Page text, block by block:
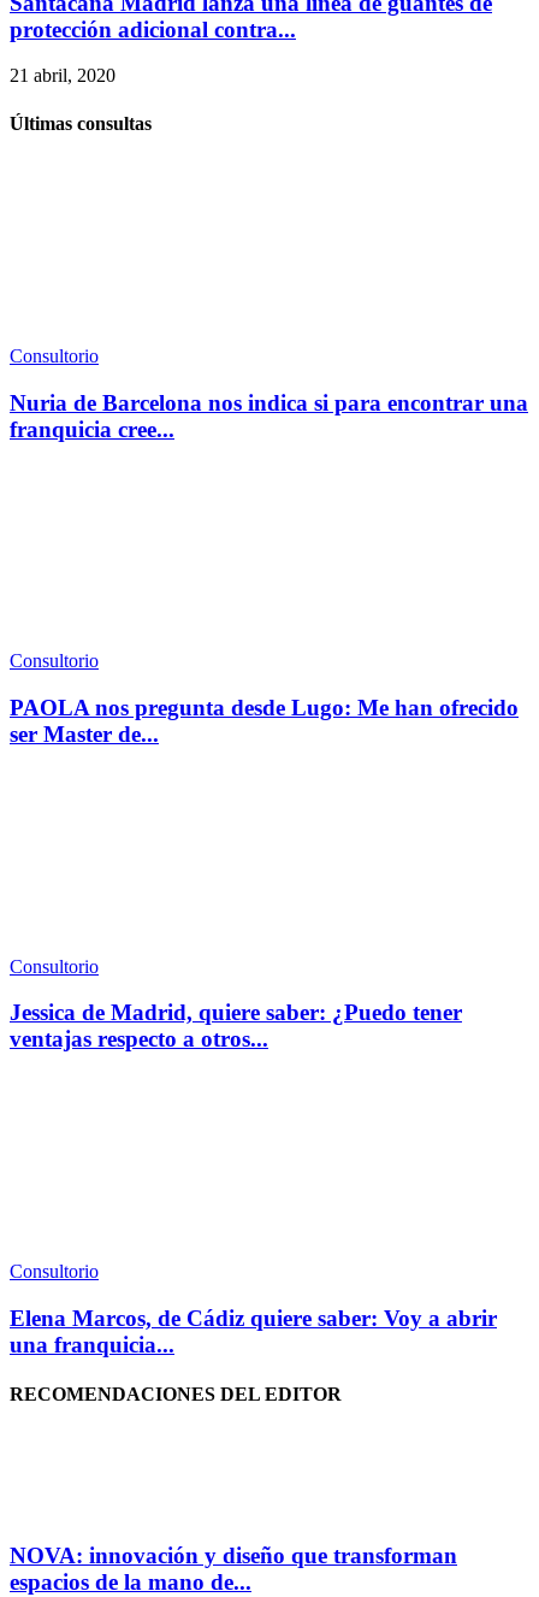
protección adicional contra...
21 abril, 2020
Últimas consultas
Consultorio
Nuria de Barcelona nos indica si para encontrar una
franquicia cree...
Consultorio
PAOLA nos pregunta desde Lugo: Me han ofrecido
ser Master de...
Consultorio
Jessica de Madrid, quiere saber: ¿Puedo tener
ventajas respecto a otros...
Consultorio
Elena Marcos, de Cádiz quiere saber: Voy a abrir
una franquicia...
RECOMENDACIONES DEL EDITOR
NOVA: innovación y diseño que transforman
espacios de la mano de...